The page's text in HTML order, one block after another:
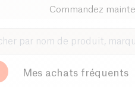
Commandez
Mes achats fréquents